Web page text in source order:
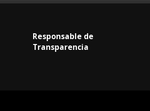
Responsable de
Transparencia